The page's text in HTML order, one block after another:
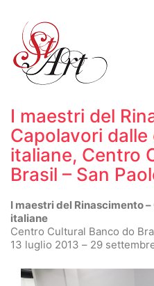
I maestri del
Capolavori
italiane, Centro
Brasil – San
I maestri del Rinascimento
italiane
Centro Cultural Banco do
13 luglio 2013 – 29